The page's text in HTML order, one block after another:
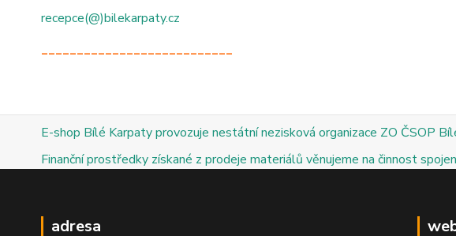
recepce(@)bilekarpaty.cz
___________________________
E-shop Bílé Karpaty provozuje nestátní nezisková organizace ZO ČSOP
Finanční prostředky získané z prodeje materiálů věnujeme na činnost
adresa